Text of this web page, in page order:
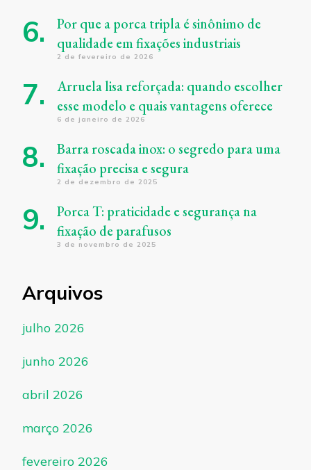
Por que a porca tripla é sinônimo de
qualidade em fixações industriais
2 de fevereiro de 2026
Arruela lisa reforçada: quando escolher
esse modelo e quais vantagens oferece
6 de janeiro de 2026
Barra roscada inox: o segredo para uma
fixação precisa e segura
2 de dezembro de 2025
Porca T: praticidade e segurança na
fixação de parafusos
3 de novembro de 2025
Arquivos
julho 2026
junho 2026
abril 2026
março 2026
fevereiro 2026